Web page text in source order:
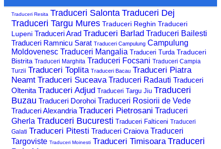
Traduceri Resita Traduceri Salonta Traduceri Dej
Traduceri Targu Mures Traduceri Reghin Traduceri
Lupeni Traduceri Arad Traduceri Barlad Traduceri Bailesti
Traduceri Ramnicu Sarat Traduceri Campulung Campulung
Moldovenesc Traduceri Mangalia Traduceri Turda Traduceri
Bistrita Traduceri Marghita Traduceri Focsani Traduceri Campia
Turzii Traduceri Toplita Traduceri Bacau Traduceri Piatra
Neamt Traduceri Suceava Traduceri Radauti Traduceri
Oltenita Traduceri Adjud Traduceri Targu Jiu Traduceri
Buzau Traduceri Dorohoi Traduceri Rosiorii de Vede
Traduceri Alexandria Traduceri Pietrosani Traduceri
Gherla Traduceri Bucuresti Traduceri Falticeni Traduceri
Galati Traduceri Pitesti Traduceri Craiova Traduceri
Targoviste Traduceri Moinesti Traduceri Timisoara Traduceri